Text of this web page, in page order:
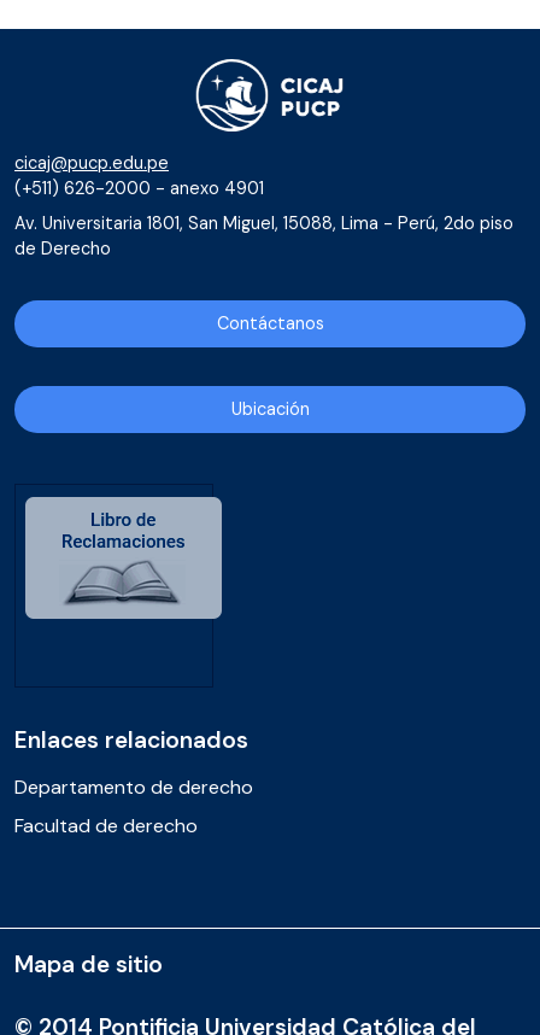
cicaj@pucp.edu.pe
(+511) 626-2000 - anexo 4901
Av. Universitaria 1801, San Miguel, 15088, Lima - Perú, 2do piso
de Derecho
Contáctanos
Ubicación
Enlaces relacionados
Departamento de derecho
Facultad de derecho
© 2014 Pontificia Universidad Católica del
Mapa de sitio